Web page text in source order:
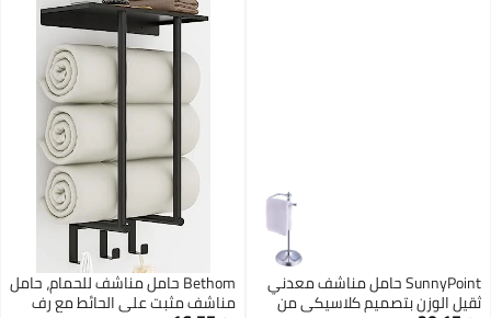
SunnyPoint حامل مناشف معدني
ثقيل الوزن بتصميم كلاسيكي من
Bethom حامل مناشف للحمام، حامل
مناشف مثبت على الحائط مع رف